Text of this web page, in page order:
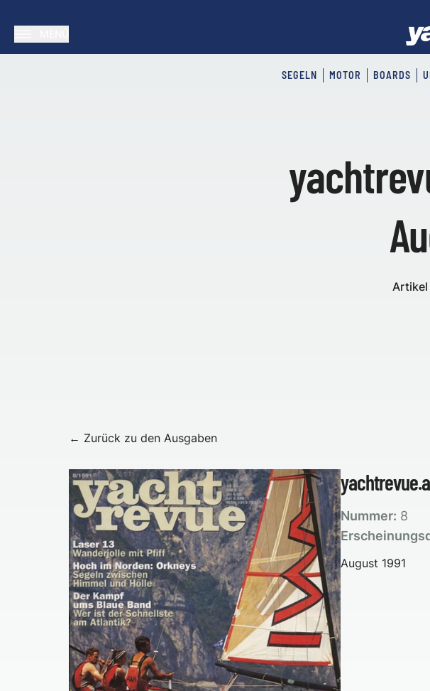
SEGELN MOTOR BOARDS
Artikel
← Zurück zu den Ausgaben
Nummer: 8
August 1991